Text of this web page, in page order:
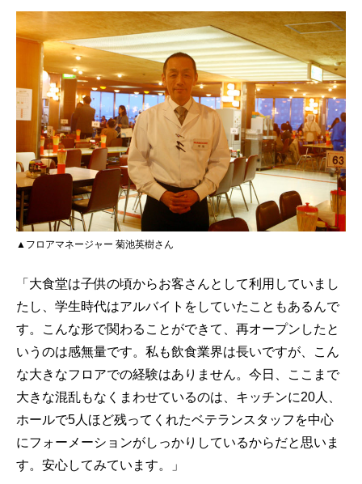
▲フロアマネージャー 菊池英樹さん
「大食堂は子供の頃からお客さんとして利用していまし
たし、学生時代はアルバイトをしていたこともあるんで
す。こんな形で関わることができて、再オープンしたと
いうのは感無量です。私も飲食業界は長いですが、こん
な大きなフロアでの経験はありません。今日、ここまで
大きな混乱もなくまわせているのは、キッチンに20人、
ホールで5人ほど残ってくれたベテランスタッフを中心
にフォーメーションがしっかりしているからだと思いま
す。安心してみています。」